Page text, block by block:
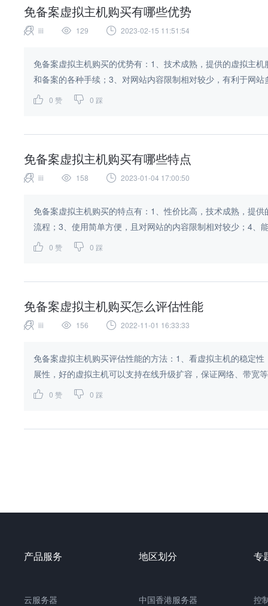
免备案虚拟主机购买有哪些优势
iii 129 2023-02-15 11:51:54
免备案虚拟主机购买的优势有：1、技术成熟，提供的虚拟主
和备案的各种手续；3、对网站内容限制相对较少，有利于网
0 赞 0 踩
免备案虚拟主机购买有哪些特点
iii 158 2023-01-04 17:00:50
免备案虚拟主机购买的特点有：1、性价比高，技术成熟，提
流程；3、使用简单方便，且对网站的内容限制相对较少；4、
0 赞 0 踩
免备案虚拟主机购买怎么评估性能
iii 156 2022-11-01 16:33:33
免备案虚拟主机购买评估性能的方法：1、看虚拟主机的稳定
展性，好的虚拟主机可以支持在线升级扩容，保证网络、带宽
0 赞 0 踩
产品服务
云服务器
地区划分
中国香港服务器
专
控